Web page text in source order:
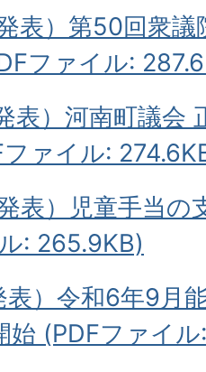
表）第50回衆
ファイル:
表）河南町議会
ァイル:
表）児童手当
: 265.9KB)
表）令和6年9月
始 (PDFファイ